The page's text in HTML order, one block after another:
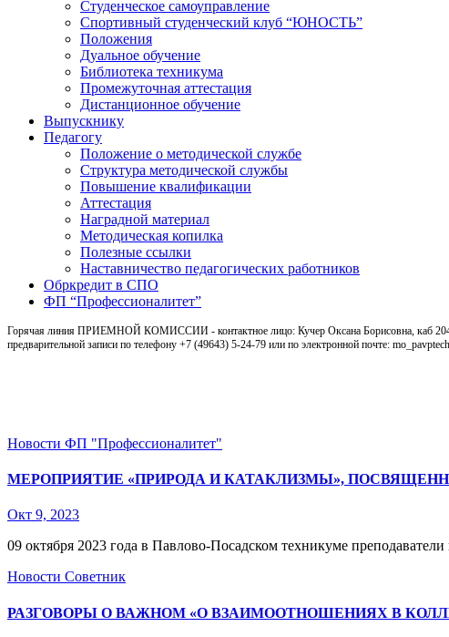
Студенческое самоуправление
Спортивный студенческий клуб “ЮНОСТЬ”
Положения
Дуальное обучение
Библиотека техникума
Промежуточная аттестация
Дистанционное обучение
Выпускнику
Педагогу
Положение о методической службе
Структура методической службы
Повышение квалификации
Аттестация
Наградной материал
Методическая копилка
Полезные ссылки
Наставничество педагогических работников
Обркредит в СПО
ФП “Профессионалитет”
Горячая линия ПРИЕМНОЙ КОМИССИИ - контактное лицо: Кучер Оксана Борисовна, каб
предварительной записи по телефону +7 (49643) 5-24-79 или по электронной почте:
Новости ФП "Профессионалитет"
МЕРОПРИЯТИЕ «ПРИРОДА И КАТАКЛИЗМЫ»,
Окт 9, 2023
09 октября 2023 года в Павлово-Посадском техникуме
Новости Советник
РАЗГОВОРЫ О ВАЖНОМ «О ВЗАИМООТНОШЕНИЯХ В